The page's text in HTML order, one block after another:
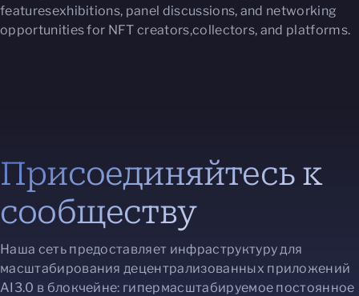
featuresexhibitions, panel discussions, and networking
opportunities for NFT creators,collectors, and platforms.
Присоединяйтесь к
сообществу
Наша сеть предоставляет инфраструктуру для
масштабирования децентрализованных приложений
AI3.0 в блокчейне: гипермасштабируемое постоянное